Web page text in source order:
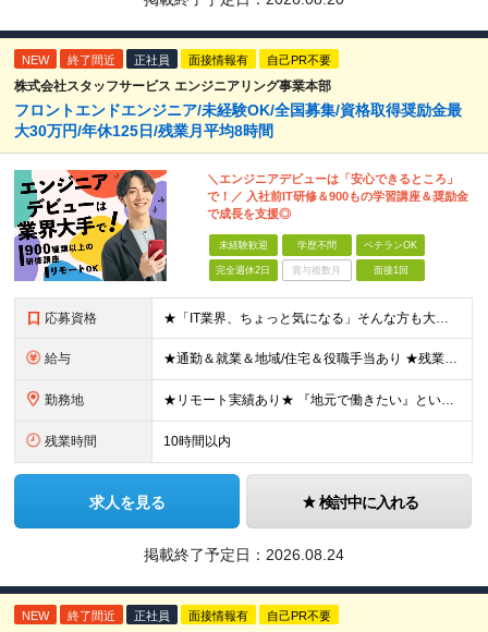
NEW 終了間近 正社員 面接情報有 自己PR不要
株式会社スタッフサービス エンジニアリング事業本部
フロントエンドエンジニア/未経験OK/全国募集/資格取得奨励金最
大30万円/年休125日/残業月平均8時間
＼エンジニアデビューは「安心できるところ」
で！／ 入社前IT研修＆900もの学習講座＆奨励金
で成長を支援◎
未経験歓迎 学歴不問 ベテランOK
完全週休2日 賞与複数月 面接1回
応募資格 ★「IT業界、ちょっと気になる」そんな方も大歓迎！ ■学歴不問 ■未経験・第二新卒歓迎 ■知識・経験はこれから身につけていければOK！ □■ステップアップ■□ 社内システム開発やインフラ構築などジャ
給与 ★通勤＆就業＆地域/住宅＆役職手当あり ★残業代は全額支給 ★選べる給与制度あり！ ■東京・神奈川・千葉・埼玉勤務の場合 月給24.5万円～55万円＋諸手当 （残業代は全額支給） (20,000円の
勤務地 ★リモート実績あり★ 『地元で働きたい』という希望に、業界トップクラス約7,000件の取引事業所数、90,000件以上のプロジェクトから検討をいたします。 全国の取引先での就業となります（沖縄を除
残業時間 10時間以内
求人を見る 検討中に入れる
掲載終了予定日： 2026.08.24
NEW 終了間近 正社員 面接情報有 自己PR不要